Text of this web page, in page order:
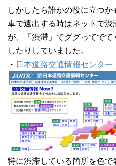
しかしたら誰かの役に立つか
車で遠出する時はネットで
が、「渋滞」でググってで
したりしていました。
・ 日本道路交通情報センター
特に渋滞している箇所を色